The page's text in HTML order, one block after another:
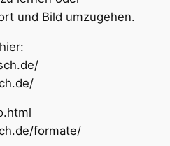
und Bild umzugehen.
formate/